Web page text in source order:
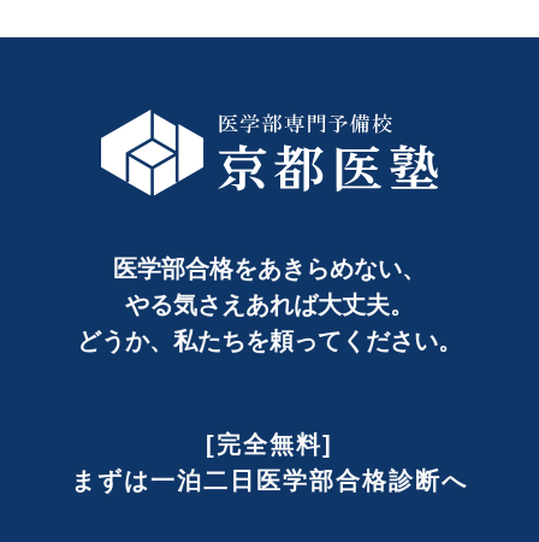
医学部合格をあきらめない、
やる気さえあれば大丈夫。
どうか、私たちを頼ってください。
[完全無料]
まずは一泊二日医学部合格診断へ